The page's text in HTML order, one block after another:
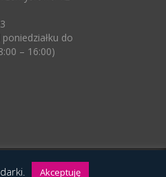
do
– 16:00)
Akceptuję